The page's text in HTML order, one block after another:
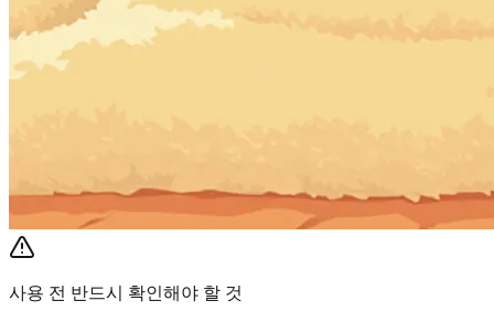
사용 전 반드시 확인해야 할 것